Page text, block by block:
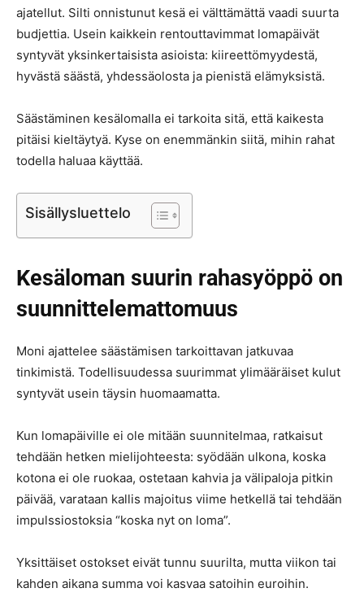
ajatellut. Silti onnistunut kesä ei välttämättä vaadi suurta
budjettia. Usein kaikkein rentouttavimmat lomapäivät
syntyvät yksinkertaisista asioista: kiireettömyydestä,
hyvästä säästä, yhdessäolosta ja pienistä elämyksistä.
Säästäminen kesälomalla ei tarkoita sitä, että kaikesta
pitäisi kieltäytyä. Kyse on enemmänkin siitä, mihin rahat
todella haluaa käyttää.
Sisällysluettelo
Kesäloman suurin rahasyöppö on
suunnittelemattomuus
Moni ajattelee säästämisen tarkoittavan jatkuvaa
tinkimistä. Todellisuudessa suurimmat ylimääräiset kulut
syntyvät usein täysin huomaamatta.
Kun lomapäiville ei ole mitään suunnitelmaa, ratkaisut
tehdään hetken mielijohteesta: syödään ulkona, koska
kotona ei ole ruokaa, ostetaan kahvia ja välipaloja pitkin
päivää, varataan kallis majoitus viime hetkellä tai tehdään
impulssiostoksia “koska nyt on loma”.
Yksittäiset ostokset eivät tunnu suurilta, mutta viikon tai
kahden aikana summa voi kasvaa satoihin euroihin.